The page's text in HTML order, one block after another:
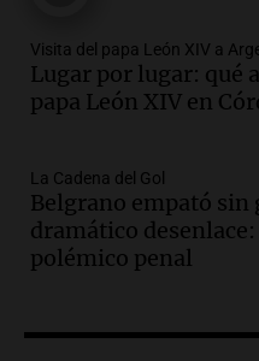
contra proyecto
propiedad
Panorama Federal
Audio. Ataque a
disparos contra
en los barrios
Panorama Federal
Episodios
descenso de
Visita del papa León XIV a
Lugar por lugar: qué
papa León XIV en
La Cadena del Gol
Belgrano empató sin
dramático
polémico penal